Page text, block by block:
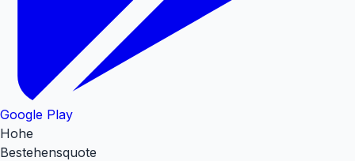
Google Play
Hohe
Bestehensquote